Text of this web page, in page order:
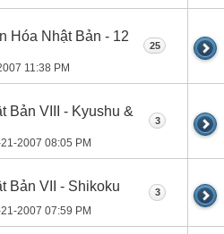
Hóa Nhật Bản - 12
11:38 PM
25
Bản VIII - Kyushu &
2007 08:05 PM
3
Bản VII - Shikoku
2007 07:59 PM
3